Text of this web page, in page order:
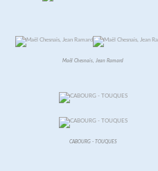
Maël Chesnais, Jean Ramard
CABOURG - TOUQUES